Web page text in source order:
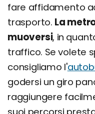
fare affidamento
trasporto. La
muoversi, in
traffico. Se volete
consigliamo l'
godersi un giro
raggiungere